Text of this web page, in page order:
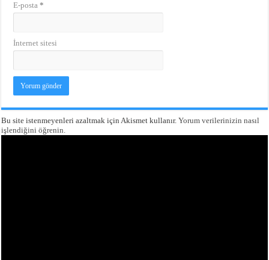
E-posta*
İnternet sitesi
Bu site istenmeyenleri azaltmak için Akismet kullanır.Yorum verilerinizin nasıl
işlendiğini öğrenin.